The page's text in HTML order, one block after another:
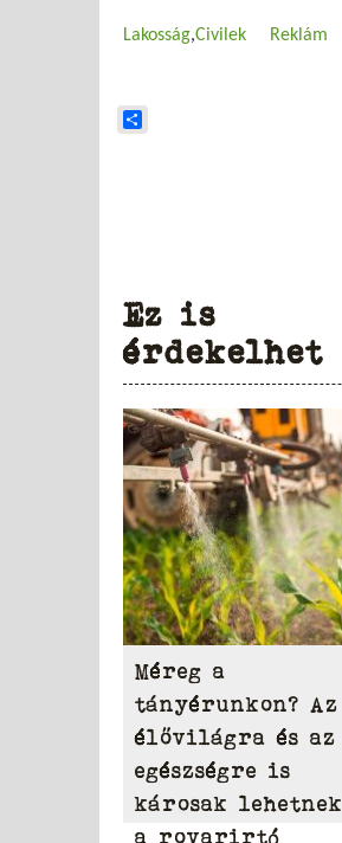
Lakosság Civilek Reklám
Ez is
érdekelhet
Méreg a
tányérunkon? Az
élővilágra és az
egészségre is
károsak lehetnek
a rovarirtó